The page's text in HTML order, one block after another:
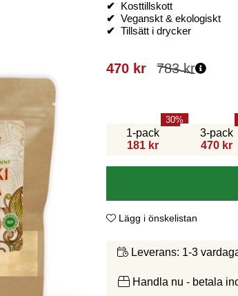
✔
Kosttillskott
✔ Veganskt & ekologiskt
✔ Tillsätt i drycker
783kr
470 kr
1-pack
181 kr
30
3-pack
470 kr
Lägg i önskelistan
Leverans: 1-3
Handla nu - betala